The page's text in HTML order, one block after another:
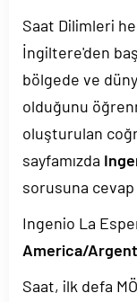
Saat Dilimleri
İngiltere'den
bölgede ve
olduğunu
oluşturulan
sayfamızda
sorusuna
Ingenio La
America/
Saat, ilk defa